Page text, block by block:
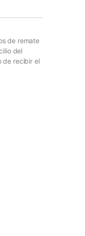
de remate
del
de recibir el